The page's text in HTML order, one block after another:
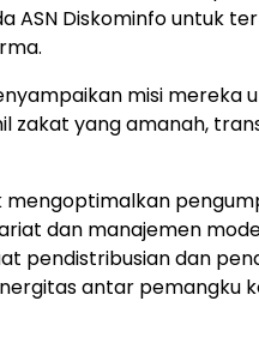
ASN Diskominfo untuk
misi mereka
zakat yang amanah,
mengoptimalkan
dan manajemen
pendistribusian dan
antar pemangku